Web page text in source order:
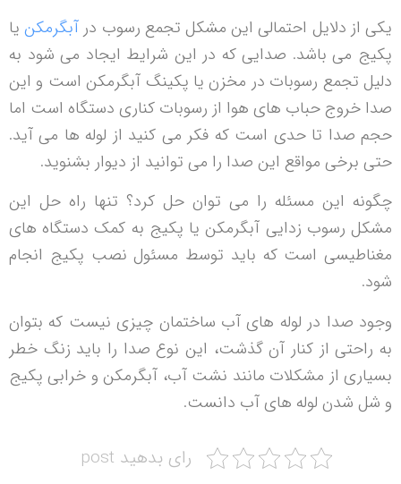
یکی از دلایل احتمالی این مشکل تجمع رسوب در آبگرمکنیا
پکیج می باشد. صدایی که در این شرایط ایجاد می شود به
دلیل تجمع رسوبات در مخزن یا پکینگ آبگرمکن است و این
صدا خروج حباب های هوا از رسوبات کناری دستگاه است اما
حجم صدا تا حدی است که فکر می کنید از لوله ها می آید.
حتی برخی مواقع این صدا را می توانید از دیوار بشنوید.
چگونه این مسئله را می توان حل کرد؟ تنها راه حل این
مشکل رسوب زدایی آبگرمکن یا پکیج به کمک دستگاه های
مغناطیسی است که باید توسط مسئول نصب پکیج انجام
شود.
وجود صدا در لوله های آب ساختمان چیزی نیست که بتوان
به راحتی از کنار آن گذشت، این نوع صدا را باید زنگ خطر
بسیاری از مشکلات مانند نشت آب، آبگرمکن و خرابی پکیج
و شل شدن لوله های آب دانست.
رای بدهید post